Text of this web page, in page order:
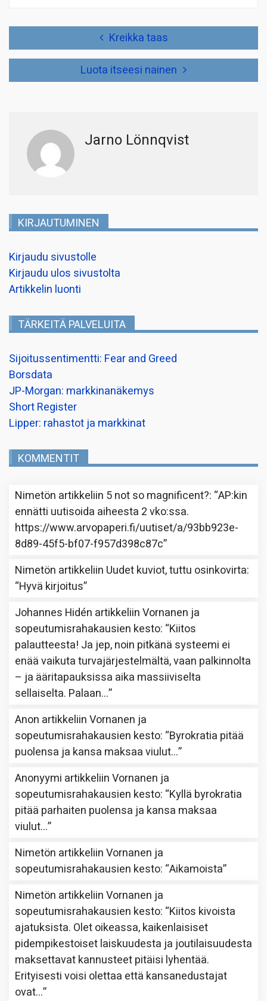
Kreikka taas
Luota itseesi nainen
Jarno Lönnqvist
KIRJAUTUMINEN
Kirjaudu sivustolle
Kirjaudu ulos sivustolta
Artikkelin luonti
TÄRKEITÄ PALVELUITA
Sijoitussentimentti: Fear and Greed
Borsdata
JP-Morgan: markkinanäkemys
Short Register
Lipper: rahastot ja markkinat
KOMMENTIT
Nimetön artikkeliin 5 not so magnificent?: “AP:kin
ennätti uutisoida aiheesta 2 vko:ssa.
https://www.arvopaperi.fi/uutiset/a/93bb923e-
8d89-45f5-bf07-f957d398c87c”
Nimetön artikkeliin Uudet kuviot, tuttu osinkovirta:
“Hyvä kirjoitus”
Johannes Hidén artikkeliinVornanen ja
sopeutumisrahakausien kesto: “Kiitos
palautteesta! Ja jep, noin pitkänä systeemi ei
enää vaikuta turvajärjestelmältä, vaan palkinnolta
– ja ääritapauksissa aika massiiviselta
sellaiselta. Palaan…”
Anon artikkeliinVornanen ja
sopeutumisrahakausien kesto: “Byrokratia pitää
puolensa ja kansa maksaa viulut…”
Anonyymi artikkeliinVornanen ja
sopeutumisrahakausien kesto: “Kyllä byrokratia
pitää parhaiten puolensa ja kansa maksaa
viulut…”
Nimetön artikkeliinVornanen ja
sopeutumisrahakausien kesto: “Aikamoista”
Nimetön artikkeliinVornanen ja
sopeutumisrahakausien kesto: “Kiitos kivoista
ajatuksista. Olet oikeassa, kaikenlaisiset
pidempikestoiset laiskuudesta ja joutilaisuudesta
maksettavat kannusteet pitäisi lyhentää.
Erityisesti voisi olettaa että kansanedustajat
ovat…”